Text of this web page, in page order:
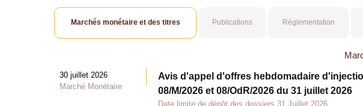
Marchés monétaire et des titres Publications Réglementation
30 juillet 2026
Marché Monétaire
Avis d'appel d'offres hebdomadaire
08/M/2026 et 08/OdR/2026 du 31 juillet 2026
Date limite de dépôt des dossiers 31 Juillet 2026